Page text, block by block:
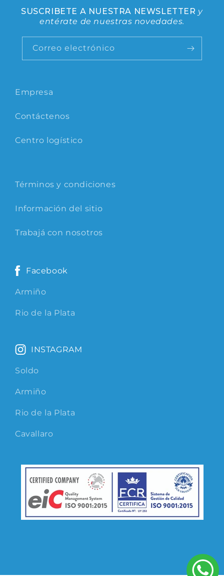
Empresa
Contáctenos
Centro logístico
Términos y condiciones
Información del sitio
Trabajá con nosotros
Facebook
Armiño
Rio de la Plata
INSTAGRAM
Soldo
Armiño
Rio de la Plata
Cavallaro
SUSCRIBETE A NUESTRA NEWSLETTER y
entérate de nuestras novedades.
Correo electrónico